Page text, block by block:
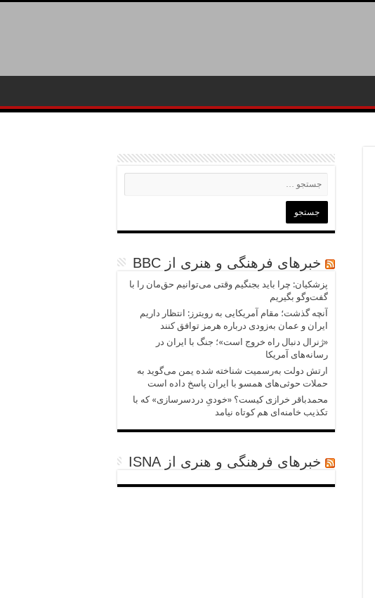
خبرهای فرهنگی و هنری از BBC
پزشکیان: چرا باید بجنگیم وقتی می‌توانیم حق‌مان را با
گفت‌وگو بگیریم
آنچه گذشت؛ مقام آمریکایی به رویترز: انتظار داریم
ایران و عمان به‌زودی درباره هرمز توافق کنند
«ژنرال دنبال راه خروج است»؛ جنگ با ایران در
رسانه‌های آمریکا
ارتش دولت به‌رسمیت شناخته شده یمن می‌گوید به
حملات حوثی‌های همسو با ایران پاسخ داده است
محمدباقر خرازی کیست؟ «خودیِ دردسرسازی» که با
تکذیب خامنه‌ای هم کوتاه نیامد
خبرهای فرهنگی و هنری از ISNA